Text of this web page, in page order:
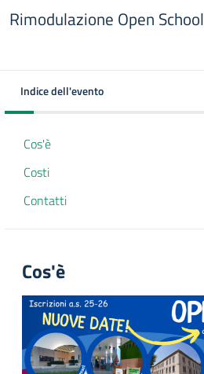
Rimodulazione Open School
Indice dell'evento
Cos'è
Costi
Contatti
Cos'è